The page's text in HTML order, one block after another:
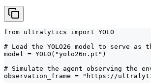
from ultralytics import YOLO
# Load the YOLO26 model to serve
model = YOLO("yolo26n.pt")
# Simulate the agent observing the
observation_frame = "https://